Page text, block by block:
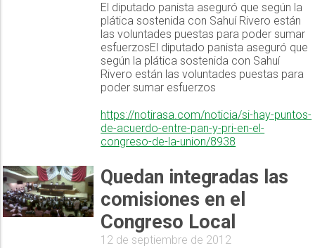
El diputado panista aseguró que según la
plática sostenida con Sahuí Rivero están
las voluntades puestas para poder sumar
esfuerzosEl diputado panista aseguró que
según la plática sostenida con Sahuí
Rivero están las voluntades puestas para
poder sumar esfuerzos
https://notirasa.com/noticia/si-hay-puntos-
de-acuerdo-entre-pan-y-pri-en-el-
congreso-de-la-union/8938
Quedan integradas las
comisiones en el
Congreso Local
12 de septiembre de 2012